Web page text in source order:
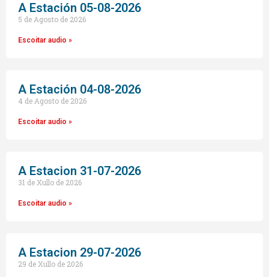
A Estación 05-08-2026
5 de Agosto de 2026
Escoitar audio »
A Estación 04-08-2026
4 de Agosto de 2026
Escoitar audio »
A Estacion 31-07-2026
31 de Xullo de 2026
Escoitar audio »
A Estacion 29-07-2026
29 de Xullo de 2026